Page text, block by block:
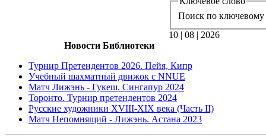
Поиск по ключевому
10 | 08 | 2026
Новости Библиотеки
Турнир Претендентов 2026. Пейя, Кипр
Учебный шахматный движок с NNUE
Матч Лижэнь - Гукеш. Сингапур 2024
Торонто. Турнир претендентов 2024
Русские художники XVIII-XIX века (Часть II)
Матч Непомнящий - Лижэнь. Астана 2023